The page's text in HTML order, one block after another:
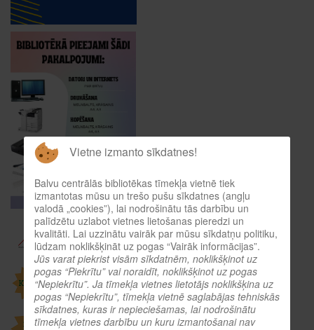
Vietne izmanto sīkdatnes!
Balvu centrālās bibliotēkas tīmekļa vietnē tiek
izmantotas mūsu un trešo pušu sīkdatnes (angļu
valodā „cookies”), lai nodrošinātu tās darbību un
palīdzētu uzlabot vietnes lietošanas pieredzi un
kvalitāti. Lai uzzinātu vairāk par mūsu sīkdatņu politiku,
lūdzam noklikšķināt uz pogas “Vairāk informācijas”.
Jūs varat piekrist visām sīkdatnēm, noklikšķinot uz
pogas “Piekrītu” vai noraidīt, noklikšķinot uz pogas
“Nepiekrītu”. Ja tīmekļa vietnes lietotājs noklikšķina uz
pogas “Nepiekrītu”, tīmekļa vietnē saglabājas tehniskās
sīkdatnes, kuras ir nepieciešamas, lai nodrošinātu
tīmekļa vietnes darbību un kuru izmantošanai nav